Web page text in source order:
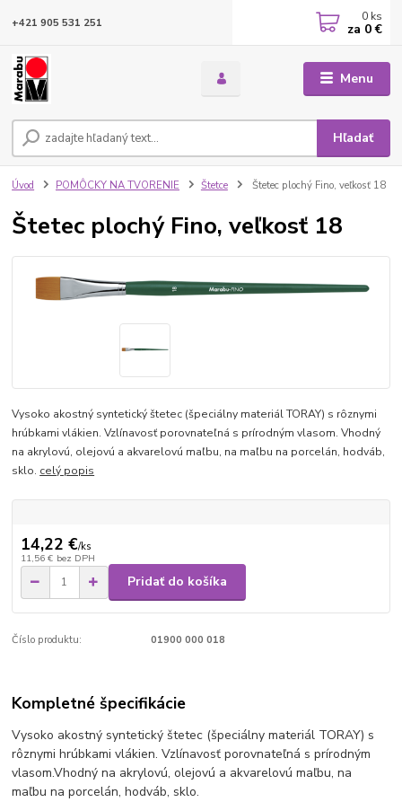
Menu
Hľadať
+421 905 531 251 0 ks
za 0 €
Úvod POMÔCKY NA TVORENIE Štetce Štetec plochý Fino, veľkosť 18
Štetec plochý Fino, veľkosť 18
Vysoko akostný syntetický štetec (špeciálny materiál TORAY) s rôznymi
hrúbkami vlákien. Vzlínavosť porovnateľná s prírodným vlasom. Vhodný
na akrylovú, olejovú a akvarelovú maľbu, na maľbu na porcelán, hodváb,
sklo. celý popis
14,22 €/ks
11,56 € bez DPH
Pridať do košíka
Číslo produktu: 01900 000 018
Kompletné špecifikácie
Vysoko akostný syntetický štetec (špeciálny materiál TORAY) s
rôznymi hrúbkami vlákien. Vzlínavosť porovnateľná s prírodným
vlasom.Vhodný na akrylovú, olejovú a akvarelovú maľbu, na
maľbu na porcelán, hodváb, sklo.